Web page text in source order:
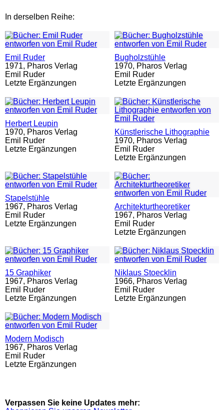
In derselben Reihe:
Emil Ruder
1971, Pharos Verlag
Emil Ruder
Letzte Ergänzungen
Bugholzstühle
1970, Pharos Verlag
Emil Ruder
Letzte Ergänzungen
Herbert Leupin
1970, Pharos Verlag
Emil Ruder
Letzte Ergänzungen
Künstlerische Lithographie
1970, Pharos Verlag
Emil Ruder
Letzte Ergänzungen
Stapelstühle
1967, Pharos Verlag
Emil Ruder
Letzte Ergänzungen
Architekturtheoretiker
1967, Pharos Verlag
Emil Ruder
Letzte Ergänzungen
15 Graphiker
1967, Pharos Verlag
Emil Ruder
Letzte Ergänzungen
Niklaus Stoecklin
1966, Pharos Verlag
Emil Ruder
Letzte Ergänzungen
Modern Modisch
1967, Pharos Verlag
Emil Ruder
Letzte Ergänzungen
Verpassen Sie keine Updates mehr: